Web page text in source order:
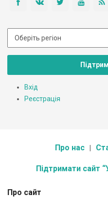
Вхід
Реєстрація
Про нас
Підтримати сайт
Про сайт